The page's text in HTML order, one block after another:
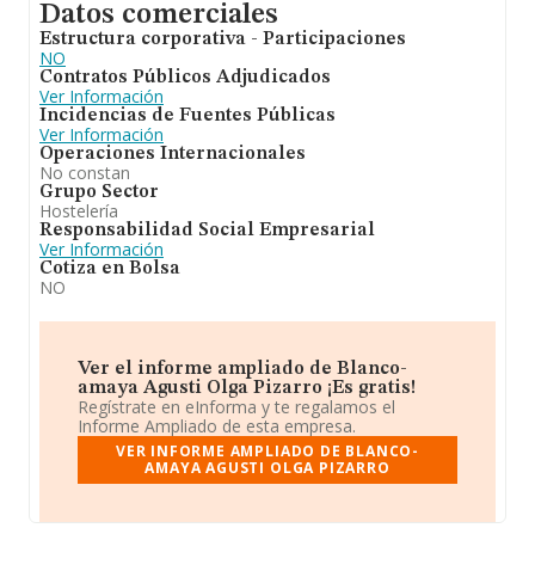
Datos comerciales
Estructura corporativa - Participaciones
NO
Contratos Públicos Adjudicados
Ver Información
Incidencias de Fuentes Públicas
Ver Información
Operaciones Internacionales
No constan
Grupo Sector
Hostelería
Responsabilidad Social Empresarial
Ver Información
Cotiza en Bolsa
NO
Ver el informe ampliado de Blanco-
amaya Agusti Olga Pizarro ¡Es gratis!
Regístrate en eInforma y te regalamos el
Informe Ampliado de esta empresa.
VER INFORME AMPLIADO DE BLANCO-
AMAYA AGUSTI OLGA PIZARRO